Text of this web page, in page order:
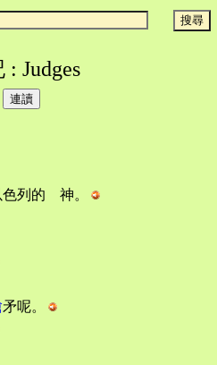
: Judges
色列的 神。
矛呢。